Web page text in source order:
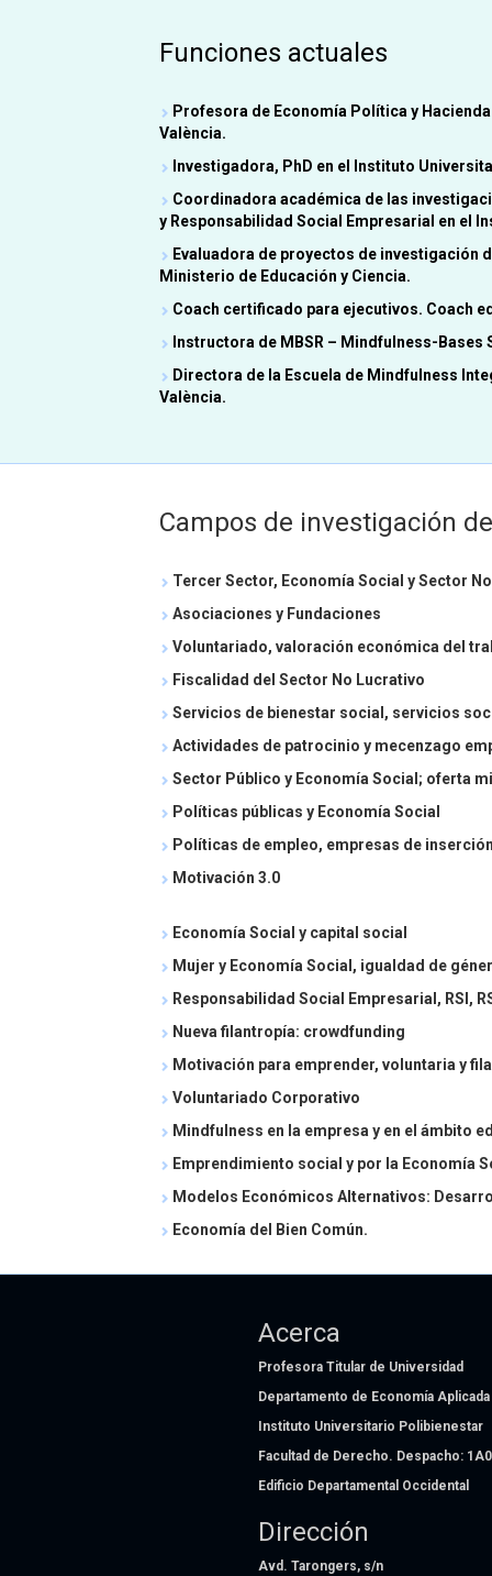
Funciones actuales
Profesora de Economía Política y
València.
Investigadora, PhD en el Instituto
Coordinadora académica de las
y Responsabilidad Social Empresarial en el
Evaluadora de proyectos de investigación
Ministerio de Educación y Ciencia.
Coach certificado para ejecutivos. Coach
Instructora de MBSR – Mindfulness-Bases
Directora de la Escuela de Mindfulness
València.
Campos de investigación
Tercer Sector, Economía Social y Sector
Asociaciones y Fundaciones
Voluntariado, valoración económica del
Fiscalidad del Sector No Lucrativo
Servicios de bienestar social, servicios
Actividades de patrocinio y mecenzago
Sector Público y Economía Social; oferta
Políticas públicas y Economía Social
Políticas de empleo, empresas de
Motivación 3.0
Economía Social y capital social
Mujer y Economía Social, igualdad de
Responsabilidad Social Empresarial, RSI,
Nueva filantropía: crowdfunding
Motivación para emprender, voluntaria y
Voluntariado Corporativo
Mindfulness en la empresa y en el ámbito
Emprendimiento social y por la Economía
Modelos Económicos Alternativos:
Economía del Bien Común.
Acerca
Profesora Titular de Universidad
Departamento de Economía Aplicada
Instituto Universitario Polibienestar
Facultad de Derecho. Despacho:
Edificio Departamental Occidental
Dirección
Avd. Tarongers, s/n